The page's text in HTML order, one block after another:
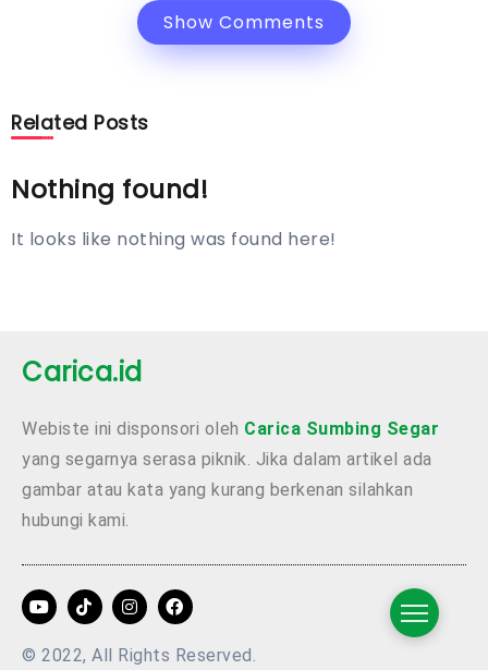
Show Comments
Related Posts
Nothing found!
It looks like nothing was found here!
Carica.id
Webiste ini disponsori oleh Carica Sumbing Segar
yang segarnya serasa piknik. Jika dalam artikel ada
gambar atau kata yang kurang berkenan silahkan
hubungi kami.
© 2022, All Rights Reserved.